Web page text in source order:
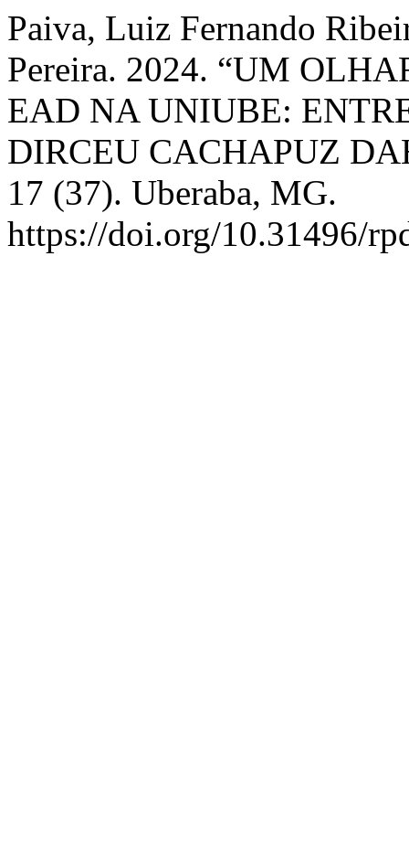
Paiva, Luiz Fernando
Pereira. 2024. “UM
EAD NA UNIUBE:
DIRCEU CACHAPUZ
17 (37). Uberaba, MG.
https://doi.org/10.31496/